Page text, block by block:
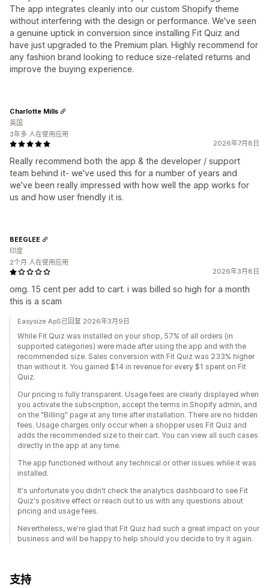
The app integrates cleanly into our custom Shopify theme
without interfering with the design or performance. We've seen
a genuine uptick in conversion since installing Fit Quiz and
have just upgraded to the Premium plan. Highly recommend for
any fashion brand looking to reduce size-related returns and
improve the buying experience.
2026年7月8日
Really recommend both the app & the developer / support
team behind it- we've used this for a number of years and
we've been really impressed with how well the app works for
us and how user friendly it is.
Charlotte Mills
英国
3年多 人在使用应用
2026年3月8日
omg. 15 cent per add to cart. i was billed so high for a month
this is a scam
BEEGLEE
印度
2个月 人在使用应用
Easysize ApS已回复 2026年3月9日
While Fit Quiz was installed on your shop, 57% of all orders (in
supported categories) were made after using the app and with the
recommended size. Sales conversion with Fit Quiz was 233% higher
than without it. You gained $14 in revenue for every $1 spent on Fit
Quiz.
Our pricing is fully transparent. Usage fees are clearly displayed when
you activate the subscription, accept the terms in Shopify admin, and
on the "Billing" page at any time after installation. There are no hidden
fees. Usage charges only occur when a shopper uses Fit Quiz and
adds the recommended size to their cart. You can view all such cases
directly in the app at any time.
The app functioned without any technical or other issues while it was
installed.
It's unfortunate you didn't check the analytics dashboard to see Fit
Quiz's positive effect or reach out to us with any questions about
pricing and usage fees.
Nevertheless, we're glad that Fit Quiz had such a great impact on your
business and will be happy to help should you decide to try it again.
支持